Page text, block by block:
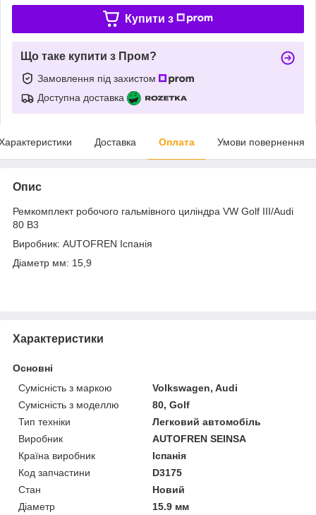
Купити з
Що таке купити з Пром?
Замовлення під захистом
Доступна доставка
Доставка Оплата Умови повернення
Опис
Ремкомплект робочого гальмівного циліндра VW Golf III/Audi
80 B3
Виробник: AUTOFREN Іспанія
Діаметр мм: 15,9
Характеристики
Основні
Сумісність з маркою
Volkswagen, Audi
Сумісність з моделлю
80, Golf
Тип техніки
Легковий автомобіль
Виробник
AUTOFREN SEINSA
Країна виробник
Іспанія
Код запчастини
D3175
Стан
Новий
Діаметр
15.9 мм